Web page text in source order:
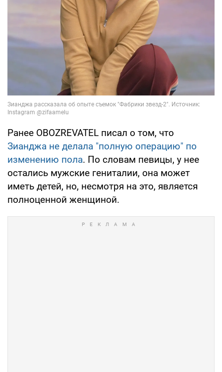
Ранее OBOZREVATEL писал о том, что
Зианджа не делала "полную операцию" по
изменению пола. По словам певицы, у нее
остались мужские гениталии, она может
иметь детей, но, несмотря на это, является
полноценной женщиной.